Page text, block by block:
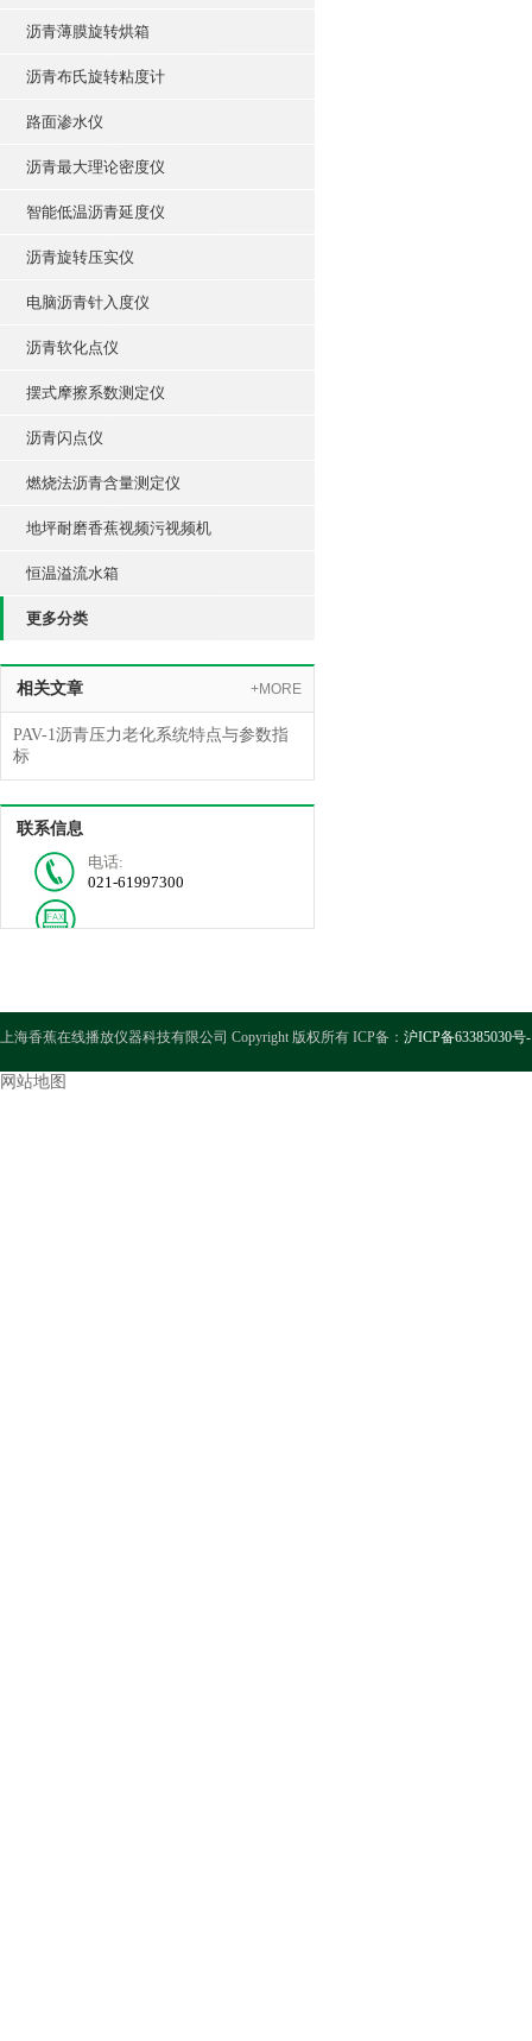
沥青薄膜旋转烘箱
沥青布氏旋转粘度计
路面渗水仪
沥青最大理论密度仪
智能低温沥青延度仪
沥青旋转压实仪
电脑沥青针入度仪
沥青软化点仪
摆式摩擦系数测定仪
沥青闪点仪
燃烧法沥青含量测定仪
地坪耐磨香蕉视频污视频机
恒温溢流水箱
更多分类
相关文章 +MORE
PAV-1沥青压力老化系统特点与参数指
标
联系信息
电话:
021-61997300
上海香蕉在线播放仪器科技有限公司 Copyright 版权所有 ICP备： 沪ICP备63385030号
网站地图